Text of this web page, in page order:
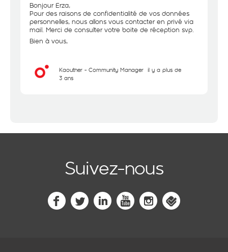
Bonjour Erza,
Pour des raisons de confidentialité de vos données
personnelles, nous allons vous contacter en privé via
mail. Merci de consulter votre boite de réception svp.
Bien à vous,
Kaouther - Community Manager il y a plus de
3 ans
Suivez-nous